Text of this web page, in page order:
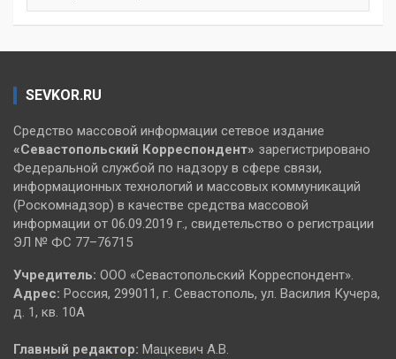
SEVKOR.RU
Средство массовой информации сетевое издание
«Севастопольский Корреспондент» зарегистрировано
Федеральной службой по надзору в сфере связи,
информационных технологий и массовых коммуникаций
(Роскомнадзор) в качестве средства массовой
информации от 06.09.2019 г., свидетельство о регистрации
ЭЛ № ФС 77–76715
Учредитель: ООО «Севастопольский Корреспондент».
Адрес: Россия, 299011, г. Севастополь, ул. Василия Кучера,
д. 1, кв. 10А
Главный редактор: Мацкевич А.В.